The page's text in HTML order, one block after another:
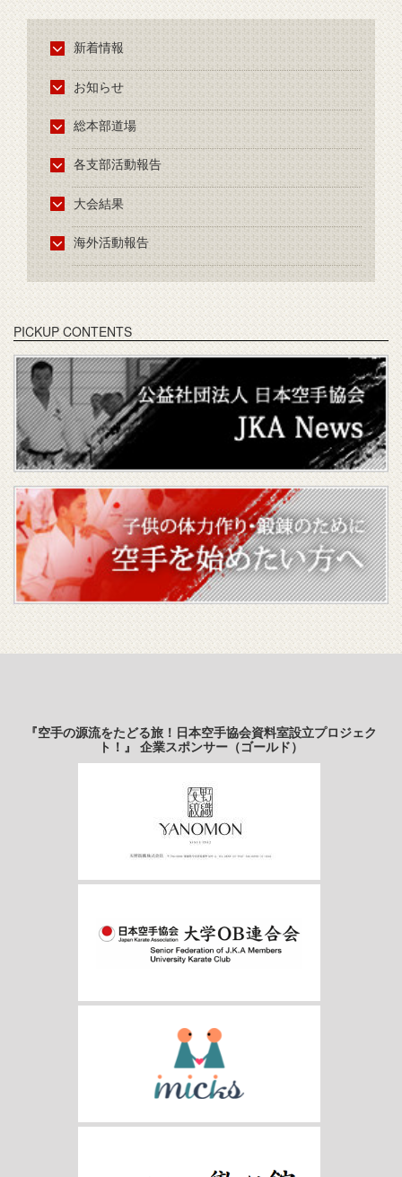
新着情報
お知らせ
総本部道場
各支部活動報告
大会結果
海外活動報告
PICKUP CONTENTS
『空手の源流をたどる旅！日本空手協会資料室設立プロジェク
ト！』 企業スポンサー（ゴールド）